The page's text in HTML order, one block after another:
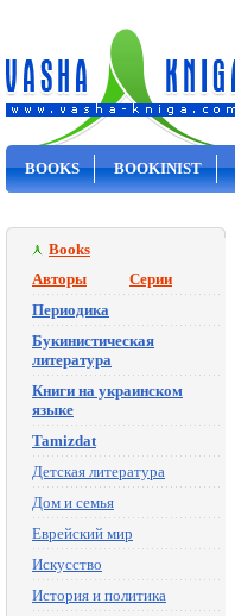
BOOKS BOOKINIST
Books
Авторы
Серии
Периодика
Букинистическая
литература
Книги на украинском
языке
Tamizdat
Детская литература
Дом и семья
Еврейский мир
Искусство
История и политика